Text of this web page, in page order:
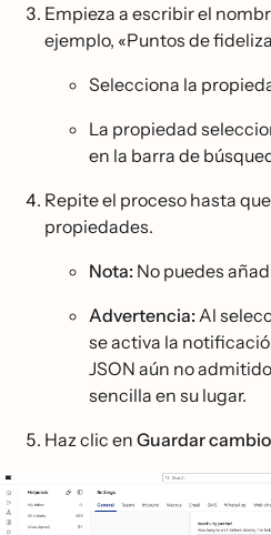
Empieza a escribir el
ejemplo, «Puntos de
Selecciona la
La propiedad
en la barra de
Repite el proceso hasta
propiedades.
Nota: No puedes
Advertencia:Al
se activa la
JSON aún no
sencilla en su lugar.
Haz clic en Guardar